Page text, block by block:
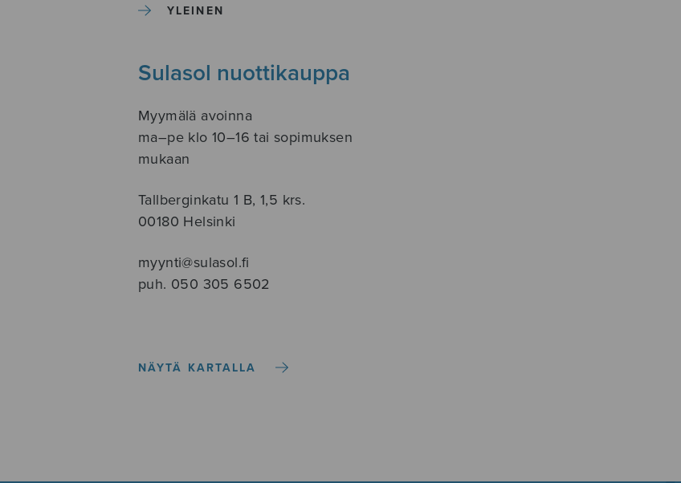
YLEINEN
Sulasol nuottikauppa
Myymälä avoinna
ma–pe klo 10–16 tai sopimuksen
mukaan
Tallberginkatu 1 B, 1,5 krs.
00180 Helsinki
myynti@sulasol.fi
puh. 050 305 6502
NÄYTÄ KARTALLA